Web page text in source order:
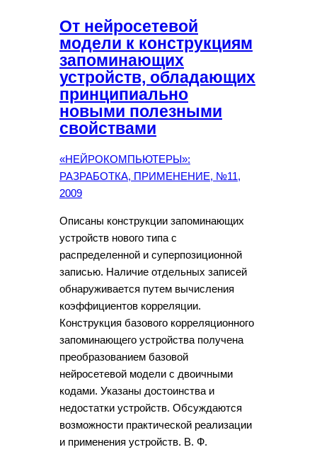
От нейросетевой
модели к конструкциям
запоминающих
устройств, обладающих
принципиально
новыми полезными
свойствами
«НЕЙРОКОМПЬЮТЕРЫ»:
РАЗРАБОТКА, ПРИМЕНЕНИЕ, №11,
2009
Описаны конструкции запоминающих
устройств нового типа с
распределенной и суперпозиционной
записью. Наличие отдельных записей
обнаруживается путем вычисления
коэффициентов корреляции.
Конструкция базового корреляционного
запоминающего устройства получена
преобразованием базовой
нейросетевой модели с двоичными
кодами. Указаны достоинства и
недостатки устройств. Обсуждаются
возможности практической реализации
и применения устройств. В. Ф.